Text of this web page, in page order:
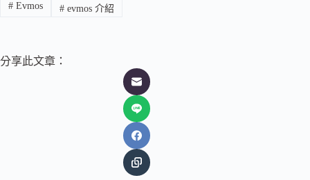
#Evmos #evmos 介紹
分享此文章：